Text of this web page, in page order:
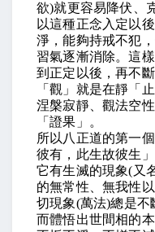
欲)就更容易降伏、
以這種正念入定以
淨，能夠持戒不犯
習氣逐漸消除。這
到正定以後，再不
「觀」就是在靜「
涅槃寂靜、觀法空
「證果」。
所以八正道的第一
彼有，此生故彼生
它有生滅的現象(又
的無常性、無我性
切現象(萬法)總是不
而體悟出世間相的